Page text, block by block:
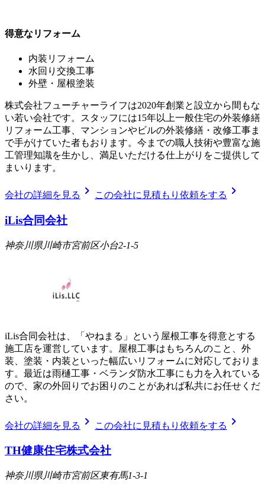
得意なリフォーム
内装リフォーム
水回り交換工事
外壁・屋根塗装
株式会社フューチャーライフは2020年創業と設立から間もな
い若い会社です。スタッフには15年以上一般住宅の外装修繕
リフォーム工事、マンションやビルの外装修繕・改修工事ま
で手がけていた者もおります。今までの職人技術や豊富な施
工管理知識を生かし、満足いただける仕上がりをご提供して
まいります。
会社の詳細を見る chevron_right この会社に見積もり依頼をする chevron_right
iLis合同会社
神奈川県川崎市宮前区小台2-1-5
iLis合同会社は、「やねまる」という屋根工事を得意とする
施工店を運営しています。屋根工事はもちろんのこと、外
装、塗装・内装といった幅広いリフォームに対応しておりま
す。最近は雨樋工事・ベランダ防水工事にも力を入れている
ので、家の外回りでお困りのことがあれば私共にお任せくだ
さい。
会社の詳細を見る chevron_right この会社に見積もり依頼をする chevron_right
TH健康住宅株式会社
神奈川県川崎市宮前区東有馬1-3-1